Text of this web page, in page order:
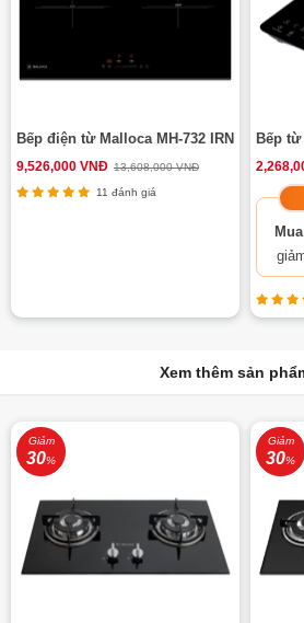
Bếp điện từ Malloca MH-732 IRN
9,526,000 VNĐ 13,608,000 VNĐ
11 đánh giá
Bếp từ
Xem thêm sản
Giảm
30%
Giảm
30%